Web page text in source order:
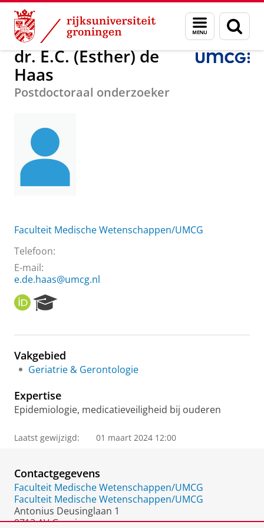
Skip
Content
Skip
Navigation
Menu
en
zoeken
Over ons dr. E.C. (Esther) de Haas
dr. E.C. (Esther) de
Haas
Postdoctoraal onderzoeker
Faculteit Medische Wetenschappen/UMCG
Telefoon:
E-mail:
e.de.haas@umcg.nl
O
R
I
e
r
c
P
o
a
Vakgebied
Geriatrie & Gerontologie
Expertise
Epidemiologie, medicatieveiligheid bij ouderen
Laatst gewijzigd: 01 maart 2024 12:00
Contactgegevens
Faculteit Medische Wetenschappen/UMCG
Faculteit Medische Wetenschappen/UMCG
Antonius Deusinglaan 1
9713 AV Groningen